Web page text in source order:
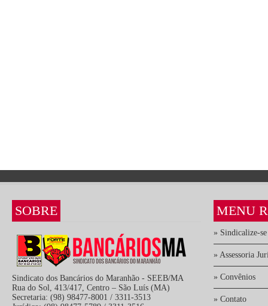
SOBRE
Sindicato dos Bancários do Maranhão - SEEB/MA
Rua do Sol, 413/417, Centro – São Luís (MA)
Secretaria: (98) 98477-8001 / 3311-3513
MENU
» Sindicalize-se
» Assessoria
» Convênios
» Contato